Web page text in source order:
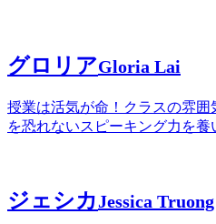
グロリアGloria Lai
授業は活気が命！クラスの雰
を恐れないスピーキング力を養
ジェシカJessica Truong